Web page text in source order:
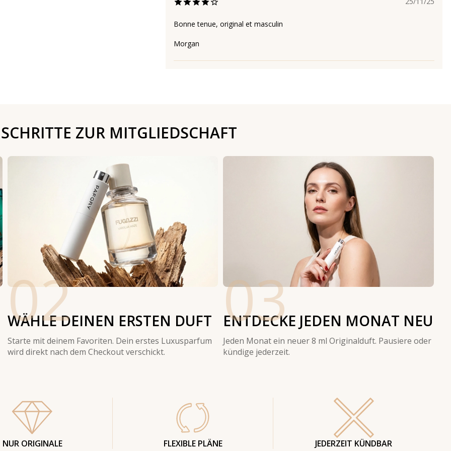
Bonne tenue, original et masculin
Morgan
ZUR MITGLIEDSCHAFT
02
WÄHLE DEINEN ERSTEN DUFT
Starte mit deinem Favoriten. Dein erstes Luxusparfum
wird direkt nach dem Checkout verschickt.
03
ENTDECKE JEDEN MONAT NEU
Jeden Monat ein neuer 8 ml Originalduft. Pausiere oder
kündige jederzeit.
NUR ORIGINALE FLEXIBLE PLÄNE JEDERZEIT KÜNDBAR